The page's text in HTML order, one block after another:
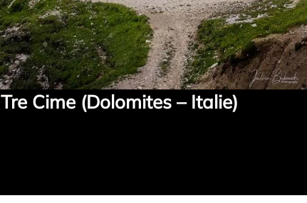
Tre Cime (Dolomites – Italie)